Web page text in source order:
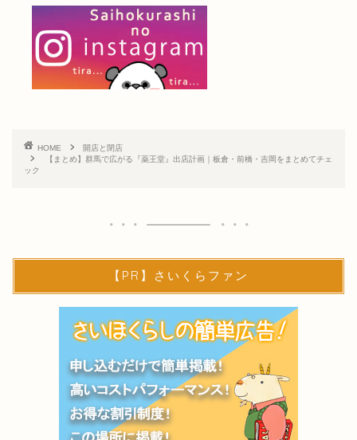
HOME
開店と閉店
【まとめ】群馬で広がる『薬王堂』出店計画｜板倉・前橋・吉岡をまとめてチェ
ック
【PR】さいくらファン